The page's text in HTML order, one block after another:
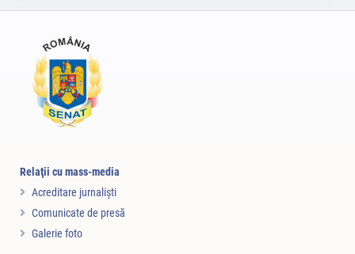
Relaţii cu mass-media
Acreditare jurnalişti
Comunicate de presă
Galerie foto